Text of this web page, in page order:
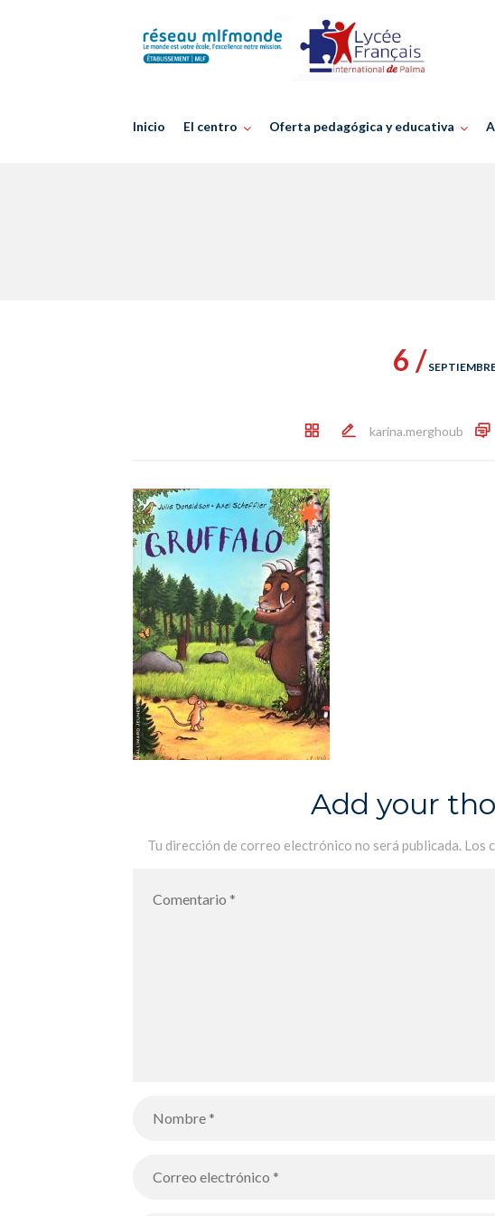
Inicio El centro Oferta pedagógica y educativa
6 /
karina.merghoub
Add your
Tu dirección de correo electrónico no será publicada. Los